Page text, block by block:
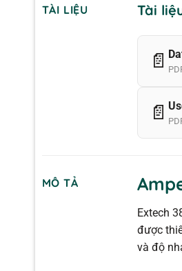
TÀI LIỆU Tài
📄
📄
MÔ TẢ
Extech
được
và độ